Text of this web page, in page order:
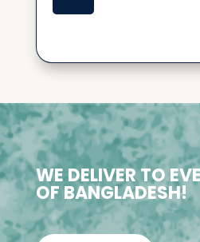
WE DELIVER TO
OF BANGLADESH!